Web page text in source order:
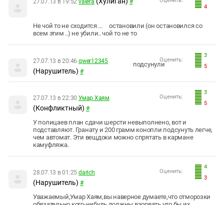
4
27.07.13 в 19:52 valera #
Не чой то не сходится ... остановили (он остановился со
всем этим ..) не убили.. чой то не то
3
5
Оценить:
27.07.13 в 20:46 qwer12345
(Нарушитель) #
подсунули
3
5
Оценить:
27.07.13 в 22:30 Умар Хаям
(Конфликтный) #
У полицаев план сдачи шерсти невыполнено, вот и
подставляют. Гранату и 200 грамм конопли подсунуть легче,
чем автомат. Эти вещдоки можно спрятать в кармане
камуфляжа.
4
3
Оценить:
28.07.13 в 01:25 darich
(Нарушитель) #
Уважаемый,Умар Хаям,вы наверное думаете,что отморозки